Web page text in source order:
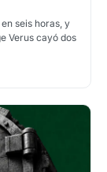
seis horas, y
Verus cayó dos